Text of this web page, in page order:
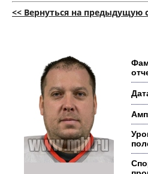
<< Вернуться на предыдущую